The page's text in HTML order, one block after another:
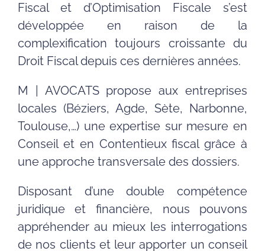
Fiscal et d’Optimisation Fiscale s’est
développée en raison de la
complexification toujours croissante du
Droit Fiscal depuis ces dernières années.
M | AVOCATS propose aux entreprises
locales (Béziers, Agde, Sète, Narbonne,
Toulouse,…) une expertise sur mesure en
Conseil et en Contentieux fiscal grâce à
une approche transversale des dossiers.
Disposant d’une double compétence
juridique et financière, nous pouvons
appréhender au mieux les interrogations
de nos clients et leur apporter un conseil